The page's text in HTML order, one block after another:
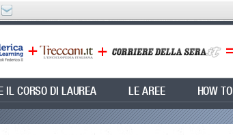
IL CORSO DI LAUREA LE AREE HOW TO